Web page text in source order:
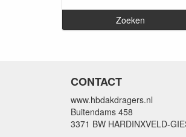
CONTACT
www.hbdakdragers.nl
Buitendams 458
3371 BW HARDINXVELD-